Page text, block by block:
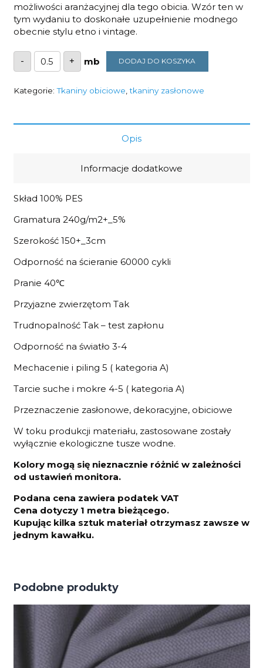
możliwości aranżacyjnej dla tego obicia. Wzór ten w
tym wydaniu to doskonałe uzupełnienie modnego
obecnie stylu etno i vintage.
-
ilość
TKANINA
PIWONIE
SOFT
VELVET
1,5M
+ DODAJ DO KOSZYKA
Kategorie:Tkaniny obiciowe,tkaniny zasłonowe
Opis
Informacje dodatkowe
Skład 100% PES
Gramatura 240g/m2+_5%
Szerokość 150+_3cm
Odporność na ścieranie 60000 cykli
Pranie 40℃
Przyjazne zwierzętom Tak
Trudnopalność Tak – test zapłonu
Odporność na światło 3-4
Mechacenie i piling 5 ( kategoria A)
Tarcie suche i mokre 4-5 ( kategoria A)
Przeznaczenie zasłonowe, dekoracyjne, obiciowe
W toku produkcji materiału, zastosowane zostały
wyłącznie ekologiczne tusze wodne.
Kolory mogą się nieznacznie różnić w zależności
od ustawień monitora.
Podana cena zawiera podatek VAT
Cena dotyczy 1 metra bieżącego.
Kupując kilka sztuk materiał otrzymasz zawsze w
jednym kawałku.
Podobne produkty